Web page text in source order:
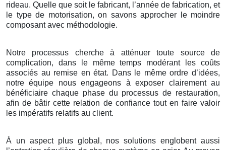
rideau. Quelle que soit le fabricant, l’année de fabrication, et
le type de motorisation, on savons approcher le moindre
composant avec méthodologie.
Notre processus cherche à atténuer toute source de
complication, dans le même temps modérant les coûts
associés au remise en état. Dans le même ordre d’idées,
notre équipe nous engageons à exposer clairement au
bénéficiaire chaque phase du processus de restauration,
afin de bâtir cette relation de confiance tout en faire valoir
les impératifs relatifs au client.
À un aspect plus global, nos solutions englobent aussi